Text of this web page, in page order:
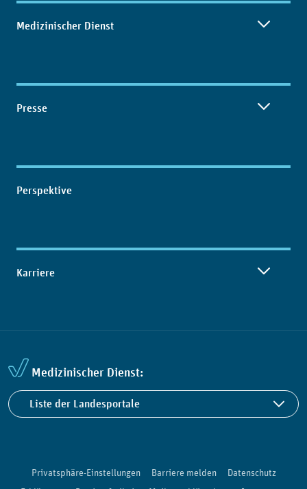
Medizinischer Dienst
Presse
Perspektive
Karriere
Medizinischer Dienst:
Liste der Landesportale
Privatsphäre-Einstellungen Barriere melden
Datenschutz